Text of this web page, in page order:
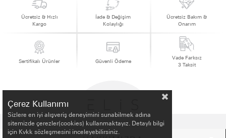
Ücretsiz & Hızlı
Kargo
İade & Değişim
Kolaylığı
Ücretsiz Bakım &
Onarım
Sertifikalı Ürünler Güvenli Ödeme
Vade Farksız
3 Taksit
Çerez Kullanımı
Sizlere en iyi alışveriş deneyimini sunabilmek adına
sitemizde çerezler(cookies) kullanmaktayız. Detaylı bilgi
için Kvkk sözleşmesini inceleyebilirsiniz.